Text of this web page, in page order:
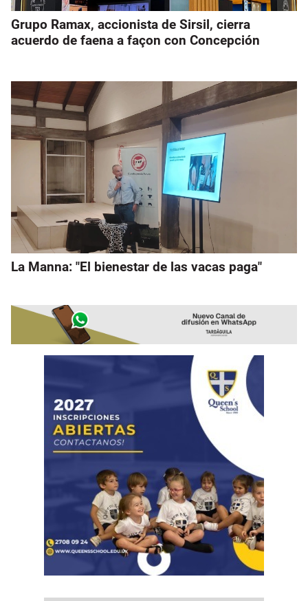
Grupo Ramax, accionista de Sirsil, cierra
acuerdo de faena a façon con Concepción
La Manna: "El bienestar de las vacas paga"